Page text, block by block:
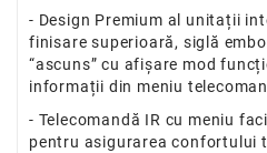
- Design Premium al unitații
finisare superioară, siglă
“ascuns” cu afișare mod
informații din meniu
- Telecomandă IR cu meniu
pentru asigurarea confortului